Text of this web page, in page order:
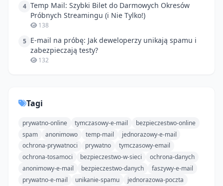
4 Temp Mail: Szybki Bilet do Darmowych Okresów
Próbnych Streamingu (i Nie Tylko!)
138
5 E-mail na próbę: Jak deweloperzy unikają spamu i
zabezpieczają testy?
132
Tagi
prywatno-online tymczasowy-e-mail
bezpieczestwo-online
spam
anonimowo temp-mail
jednorazowy-e-mail
ochrona-prywatnoci
prywatno
tymczasowy-email
ochrona-tosamoci
bezpieczestwo-w-sieci
ochrona-danych
anonimowy-e-mail
bezpieczestwo-danych
faszywy-e-mail
prywatno-e-mail
unikanie-spamu
jednorazowa-poczta